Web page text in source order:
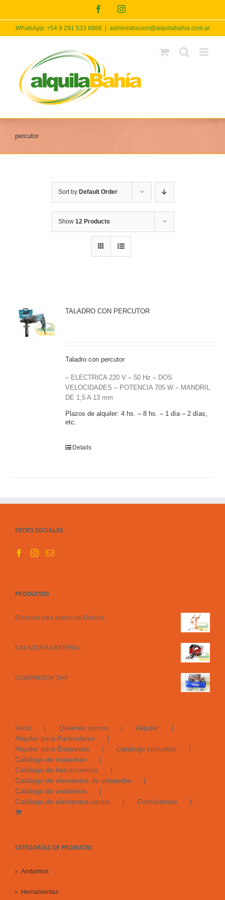
content
FacebookInstagram
WhatsApp: +54 9 291 533 6888 administracion@alquilabahia.com.ar
percutor
Sort by Default Order
Show 12 Products
TALADRO CON PERCUTOR
Taladro con percutor
– ELECTRICA 220 V – 50 Hz – DOS
VELOCIDADES – POTENCIA 705 W – MANDRIL
DE 1,5 A 13 mm
Plazos de alquiler: 4 hs. – 8 hs. – 1 día – 2 días,
etc.
Details
REDES SOCIALES
PRODUCTOS
Elevador para placas de Durlock
CALADORA A BATERIA
COMPRESOR 2HP
Inicio Quiénes somos
Alquiler
Alquiler para Particulares
Alquiler para Empresas
Catálogo completo
Catálogo de máquinas
Catálogo de herramientas
Catálogo de elementos de ortopedia
Catálogo de andamios
Catálogo de elementos varios
Contáctenos
CATEGORÍAS DE PRODUCTO
Andamios
Herramientas